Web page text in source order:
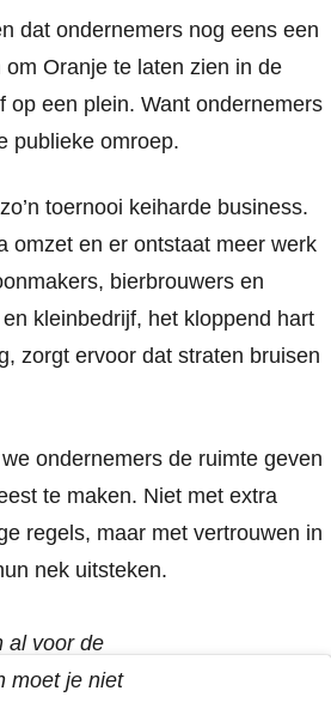
dat ondernemers nog eens een
Oranje te laten zien in de
op een plein. Want ondernemers
publieke omroep.
toernooi keiharde business.
omzet en er ontstaat meer werk
bierbrouwers en
kleinbedrijf, het kloppend hart
zorgt ervoor dat straten bruisen
ondernemers de ruimte geven
te maken. Niet met extra
regels, maar met vertrouwen in
nek uitsteken.
al voor de
moet je niet